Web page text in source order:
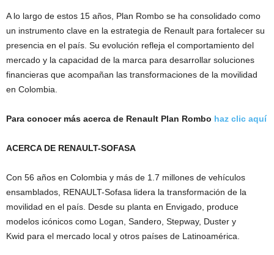
A lo largo de estos 15 años, Plan Rombo se ha consolidado como
un instrumento clave en la estrategia de Renault para fortalecer su
presencia en el país. Su evolución refleja el comportamiento del
mercado y la capacidad de la marca para desarrollar soluciones
financieras que acompañan las transformaciones de la movilidad
en Colombia.
Para conocer más acerca de Renault Plan Rombo haz clic aquí
ACERCA DE RENAULT-SOFASA
Con 56 años en Colombia y más de 1.7 millones de vehículos
ensamblados, RENAULT-Sofasa lidera la transformación de la
movilidad en el país. Desde su planta en Envigado, produce
modelos icónicos como Logan, Sandero, Stepway, Duster y
Kwid para el mercado local y otros países de Latinoamérica.